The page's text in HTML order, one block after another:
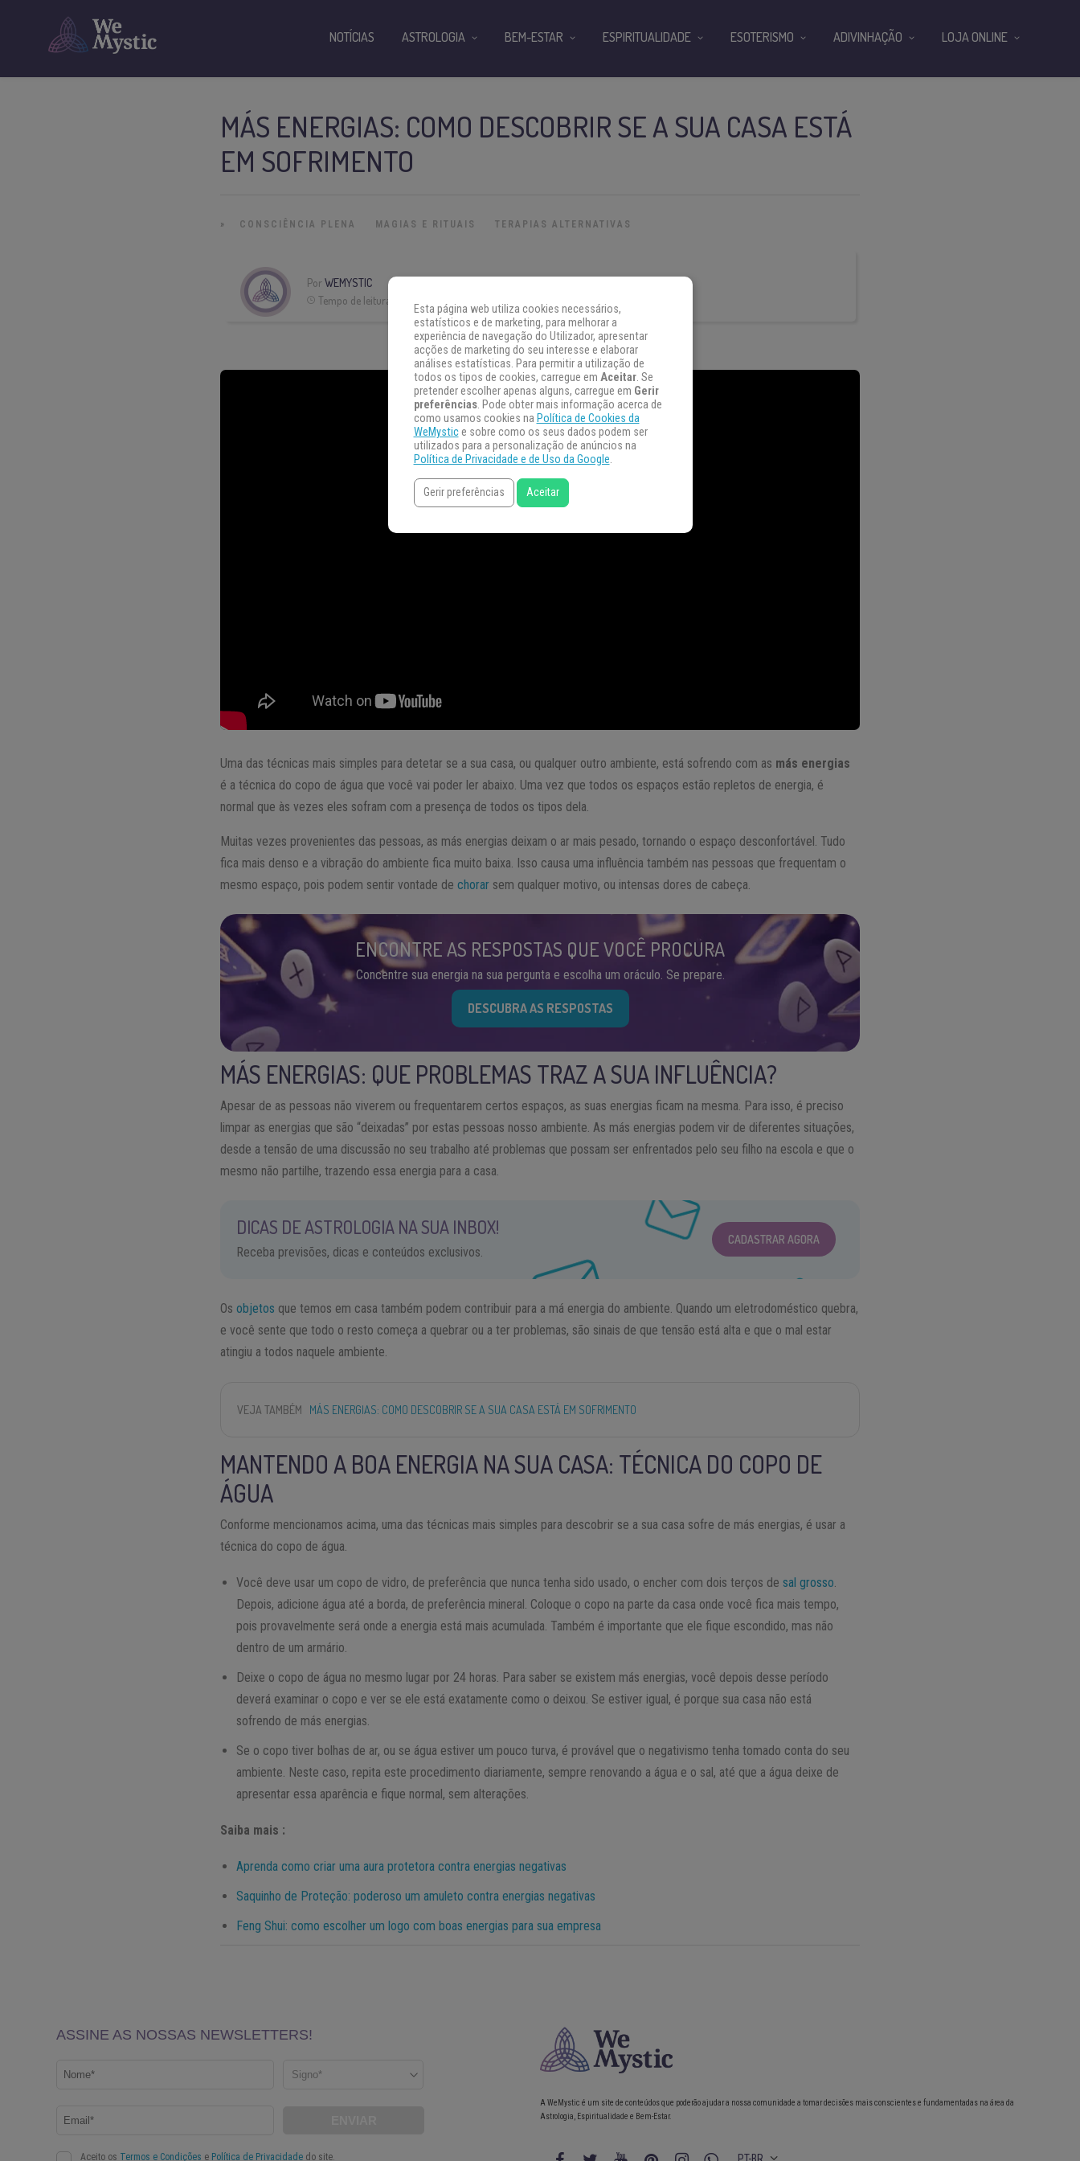
MÁS ENERGIAS: COMO DESCOBRIR SE A SUA CASA ESTÁ
EM SOFRIMENTO
» CONSCIÊNCIA PLENA MAGIAS E RITUAIS TERAPIAS ALTERNATIVAS
PorWEMYSTIC
Tempo de leitura:
Uma das técnicas mais simples para detetar se a sua casa, ou qualquer outro ambiente, está sofrendo com as más energias
é a técnica do copo de água que você vai poder ler abaixo. Uma vez que todos os espaços estão repletos de energia, é
normal que às vezes eles sofram com a presença de todos os tipos dela.
Muitas vezes provenientes das pessoas, as más energias deixam o ar mais pesado, tornando o espaço desconfortável. Tudo
fica mais denso e a vibração do ambiente fica muito baixa. Isso causa uma influência também nas pessoas que frequentam o
mesmo espaço, pois podem sentir vontade dechorar sem qualquer motivo, ou intensas dores de cabeça.
ENCONTRE AS RESPOSTAS QUE VOCÊ PROCURA
Concentre sua energia na sua pergunta e escolha um oráculo. Se prepare.
DESCUBRA AS RESPOSTAS
MÁS ENERGIAS: QUE PROBLEMAS TRAZ A SUA INFLUÊNCIA?
Apesar de as pessoas não viverem ou frequentarem certos espaços, as suas energias ficam na mesma. Para isso, é preciso
limpar as energias que são “deixadas” por estas pessoas nosso ambiente. As más energias podem vir de diferentes situações,
desde a tensão de uma discussão no seu trabalho até problemas que possam ser enfrentados pelo seu filho na escola e que o
mesmo não partilhe, trazendo essa energia para a casa.
DICAS DE ASTROLOGIA NA SUA INBOX!
Receba previsões, dicas e conteúdos exclusivos.
CADASTRAR AGORA
Osobjetos que temos em casa também podem contribuir para a má energia do ambiente. Quando um eletrodoméstico quebra,
e você sente que todo o resto começa a quebrar ou a ter problemas, são sinais de que tensão está alta e que o mal estar
atingiu a todos naquele ambiente.
VEJA TAMBÉM MÁS ENERGIAS: COMO DESCOBRIR SE A SUA CASA ESTÁ EM SOFRIMENTO
MANTENDO A BOA ENERGIA NA SUA CASA: TÉCNICA DO COPO DE
ÁGUA
Conforme mencionamos acima, uma das técnicas mais simples para descobrir se a sua casa sofre de más energias, é usar a
técnica do copo de água.
Você deve usar um copo de vidro, de preferência que nunca tenha sido usado, o encher com dois terços desal grosso
Depois, adicione água até a borda, de preferência mineral. Coloque o copo na parte da casa onde você fica mais tempo,
pois provavelmente será onde a energia está mais acumulada. Também é importante que ele fique escondido, mas não
dentro de um armário.
Deixe o copo de água no mesmo lugar por 24 horas. Para saber se existem más energias, você depois desse período
deverá examinar o copo e ver se ele está exatamente como o deixou. Se estiver igual, é porque sua casa não está
sofrendo de más energias.
Se o copo tiver bolhas de ar, ou se água estiver um pouco turva, é provável que o negativismo tenha tomado conta do seu
ambiente. Neste caso, repita este procedimento diariamente, sempre renovando a água e o sal, até que a água deixe de
apresentar essa aparência e fique normal, sem alterações.
Saiba mais :
Aprenda como criar uma aura protetora contra energias negativas
Saquinho de Proteção: poderoso um amuleto contra energias negativas
Feng Shui: como escolher um logo com boas energias para sua empresa
NOTÍCIAS ASTROLOGIA BEM-ESTAR ESPIRITUALIDADE ESOTERISMO ADIVINHAÇÃO LOJA ONLINE
A WeMystic é um site de conteúdos que poderão ajudar a nossa comunidade a tomar decisões mais conscientes e fundamentadas na área da
Astrologia, Espiritualidade e Bem-Estar.
Esta página web utiliza cookies necessários,
estatísticos e de marketing, para melhorar a
experiência de navegação do Utilizador, apresentar
acções de marketing do seu interesse e elaborar
análises estatísticas. Para permitir a utilização de
todos os tipos de cookies, carregue em Aceitar. Se
pretender escolher apenas alguns, carregue em Gerir
preferências. Pode obter mais informação acerca de
como usamos cookies na Política de Cookies da
WeMystice sobre como os seus dados podem ser
utilizados para a personalização de anúncios na
Política de Privacidade e de Uso da Google.
Gerir preferências Aceitar